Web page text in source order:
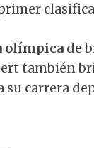
olímpica de
también
carrera